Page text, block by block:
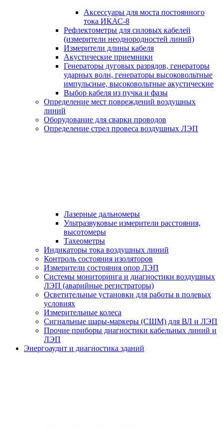
Аксессуары для моста постоянного
тока ИКАС-8
Рефлектометры для силовых кабелей
(измерители неоднородностей линий)
Измерители длины кабеля
Акустические приемники
Генераторы дуговых разрядов, генераторы
ударных волн, генераторы высоковольтные
импульсные, высоковольтные акустические
Выбор кабеля из пучка и фазы
Определение мест повреждений воздушных
линий
Оборудование для сварки проводов
Определение стрел провеса воздушных ЛЭП
Лазерные дальномеры
Ультразвуковые измерители расстояния,
высотомеры
Тахеометры
Индикаторы тока воздушных линий
Контроль состояния изоляторов
Измерители состояния опор ЛЭП
Системы мониторинга и диагностики воздушных
ЛЭП (аварийные регистраторы)
Осветительные установки для работы в полевых
условиях
Измерительные колеса
Сигнальные шары-маркеры (СШМ) для ВЛ и ЛЭП
Прочие приборы диагностики кабельных линий и
ЛЭП
Энергоаудит и диагностика зданий